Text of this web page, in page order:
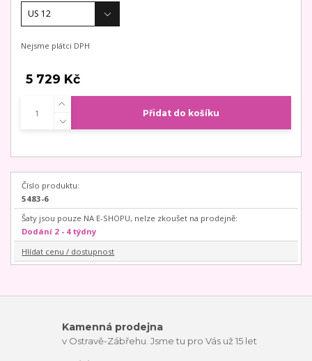
Nejsme plátci DPH
5 729 Kč
Přidat do košíku
Číslo produktu:
5483-6
Šaty jsou pouze NA E-SHOPU, nelze zkoušet na prodejně:
Dodání 2 - 4 týdny
Hlídat cenu / dostupnost
Kamenná prodejna
v Ostravě-Zábřehu. Jsme tu pro Vás už 15 let